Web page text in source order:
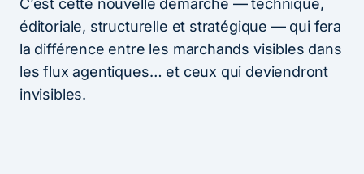
C’est cette nouvelle démarche — technique,
éditoriale, structurelle et stratégique — qui fera
la différence entre les marchands visibles dans
les flux agentiques… et ceux qui deviendront
invisibles.